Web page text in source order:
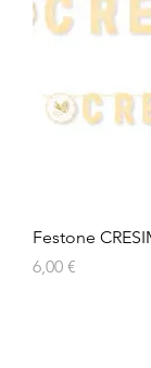
Festone
Prezzo
6,00 €